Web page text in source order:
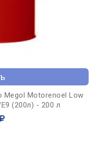
Megol Motorenoel Low
(200л) - 200 л